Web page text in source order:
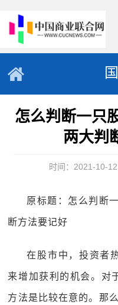
怎么判断一只
两大判
时间：2021-10-
原标题：怎么判断
断方法要记好
在股市中，投资者
来增加获利的机会。对
方法是比较在意的。那